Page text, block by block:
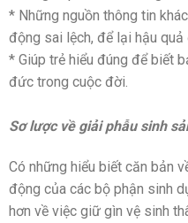
* Những nguồn thông tin
động sai lệch, để lại hậu quả
* Giúp trẻ hiểu đúng để biết
đức trong cuộc đời.
Sơ lược về giải phẫu sinh
Có những hiểu biết căn bản
động của các bộ phận sinh
hơn về việc giữ gìn vệ sinh